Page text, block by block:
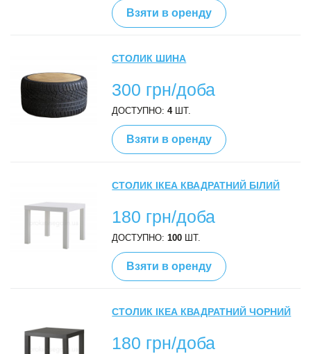
Взяти в оренду
СТОЛИК ШИНА
300 грн/доба
ДОСТУПНО:4ШТ.
Взяти в оренду
СТОЛИК ІКЕА КВАДРАТНИЙ БІЛИЙ
180 грн/доба
ДОСТУПНО:100 ШТ.
Взяти в оренду
СТОЛИК ІКЕА КВАДРАТНИЙ ЧОРНИЙ
180 грн/доба